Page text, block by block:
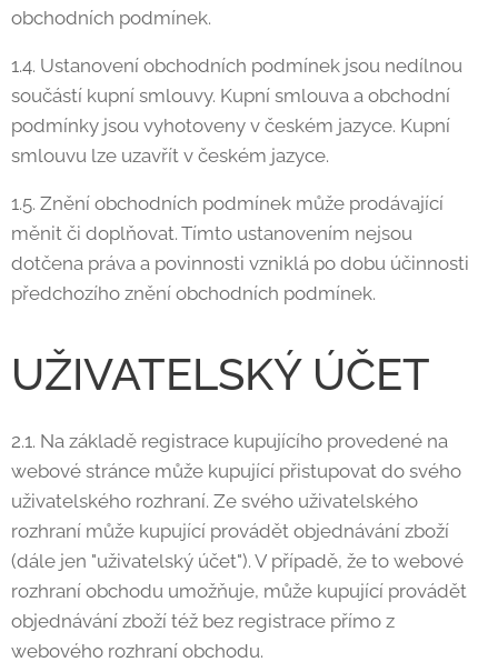
obchodních podmínek.
1.4. Ustanovení obchodních podmínek jsou nedílnou
součástí kupní smlouvy. Kupní smlouva a obchodní
podmínky jsou vyhotoveny v českém jazyce. Kupní
smlouvu lze uzavřít v českém jazyce.
1.5. Znění obchodních podmínek může prodávající
měnit či doplňovat. Tímto ustanovením nejsou
dotčena práva a povinnosti vzniklá po dobu účinnosti
předchozího znění obchodních podmínek.
UŽIVATELSKÝ ÚČET
2.1. Na základě registrace kupujícího provedené na
webové stránce může kupující přistupovat do svého
uživatelského rozhraní. Ze svého uživatelského
rozhraní může kupující provádět objednávání zboží
(dále jen "uživatelský účet"). V případě, že to webové
rozhraní obchodu umožňuje, může kupující provádět
objednávání zboží též bez registrace přímo z
webového rozhraní obchodu.